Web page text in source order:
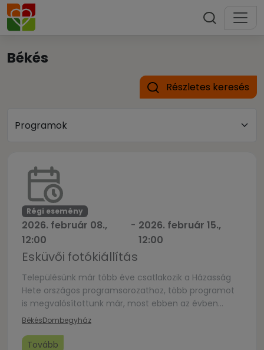
Békés
Részletes keresés
Régi esemény
2026. február 08.,
12:00
- 2026. február 15.,
12:00
Esküvői fotókiállítás
Településünk már több éve csatlakozik a Házasság
Hete országos programsorozathoz, több programot
is megvalósítottunk már, most ebben az évben
esküvői fotókat kívánunk kiállítani, kérjük a
képeket!
BékésDombegyház
Tovább